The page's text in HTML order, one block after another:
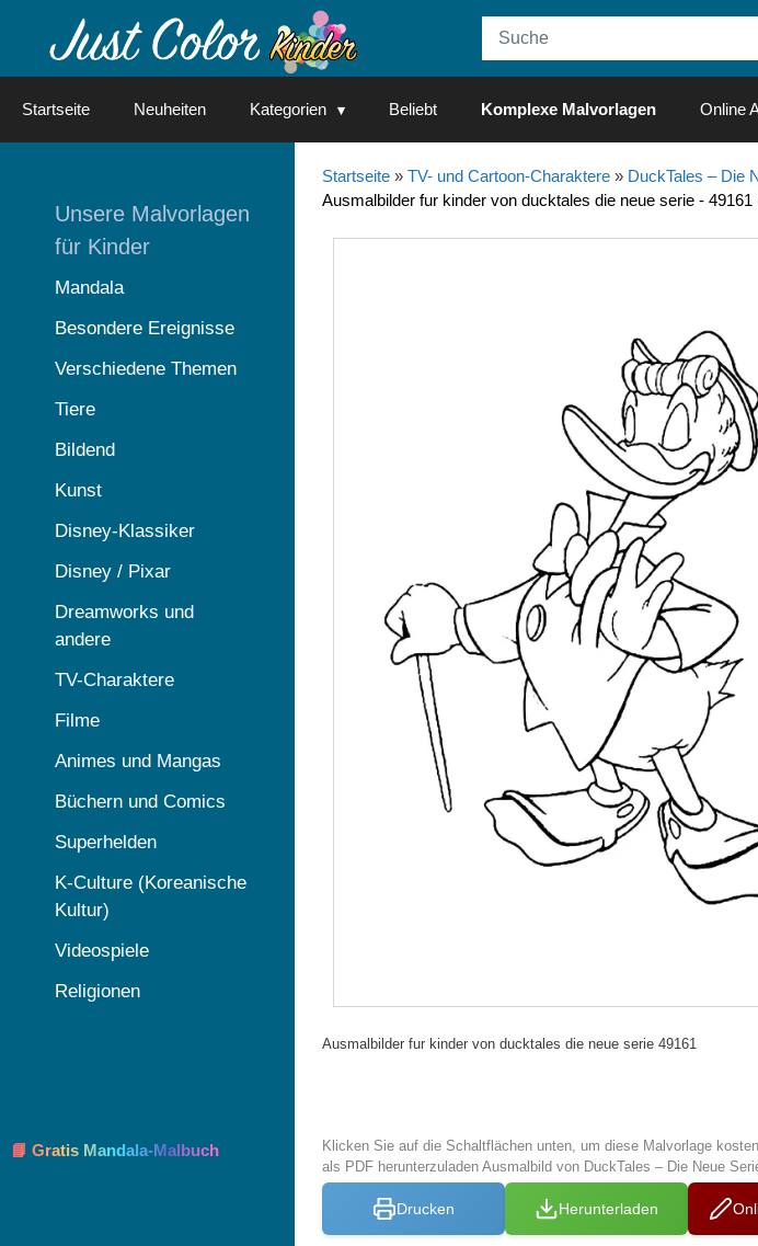
Startseite Neuheiten Kategorien Beliebt Komplexe Malvorlagen Online
Startseite» TV- und Cartoon-Charaktere» DuckTales – Die
Ausmalbilder fur kinder von ducktales die neue serie -
Ausmalbilder fur kinder von ducktales die neue serie 49161
Klicken Sie auf die Schaltflächen unten, um diese Malvorlage
als PDF herunterzuladen Ausmalbild von DuckTales – Die Neue
Drucken Herunterladen
Unsere Malvorlagen
für Kinder
Mandala
Besondere Ereignisse
Verschiedene Themen
Tiere
Bildend
Kunst
Disney-Klassiker
Disney / Pixar
Dreamworks und
andere
TV-Charaktere
Filme
Animes und Mangas
Büchern und Comics
Superhelden
K-Culture (Koreanische
Kultur)
Videospiele
Religionen
📘 Gratis Mandala-Malbuch